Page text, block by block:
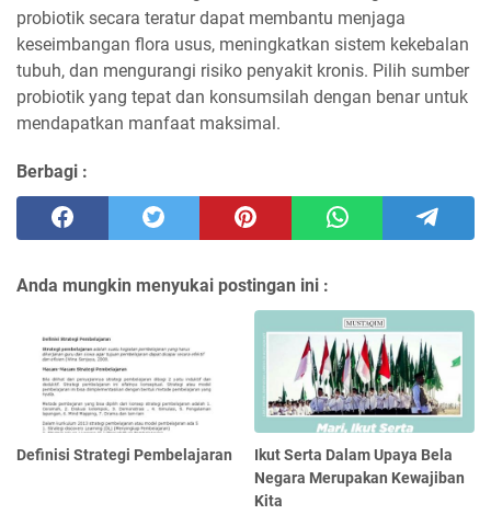
probiotik secara teratur dapat membantu menjaga
keseimbangan flora usus, meningkatkan sistem kekebalan
tubuh, dan mengurangi risiko penyakit kronis. Pilih sumber
probiotik yang tepat dan konsumsilah dengan benar untuk
mendapatkan manfaat maksimal.
Berbagi :
Anda mungkin menyukai postingan ini :
Definisi Strategi Pembelajaran
Ikut Serta Dalam Upaya Bela
Negara Merupakan Kewajiban
Kita